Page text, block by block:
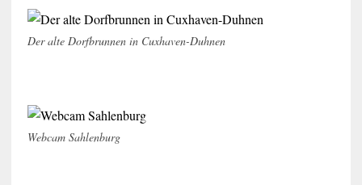
Der alte Dorfbrunnen in Cuxhaven-Duhnen
Webcam Sahlenburg